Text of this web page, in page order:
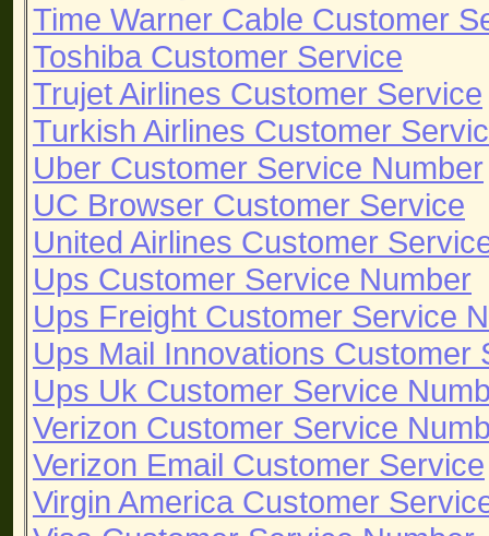
Time Warner Cable Customer
Toshiba Customer Service
Trujet Airlines Customer Service
Turkish Airlines Customer
Uber Customer Service Number
UC Browser Customer Service
United Airlines Customer
Ups Customer Service Number
Ups Freight Customer Service
Ups Mail Innovations Customer
Ups Uk Customer Service
Verizon Customer Service
Verizon Email Customer Service
Virgin America Customer